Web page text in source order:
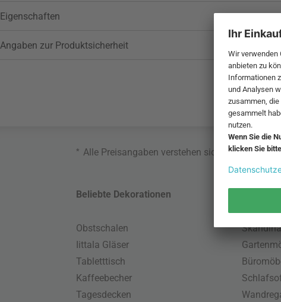
Eigenschaften
Angaben zur Produktsicherheit
* Alle Preisangaben verstehen sich inklusive
Beliebte Dekorationen
Obstschalen
Iittala Gläser
Tabletttisch
Kaffeebecher
Tagesdecken